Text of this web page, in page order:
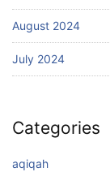
August 2024
July 2024
Categories
aqiqah